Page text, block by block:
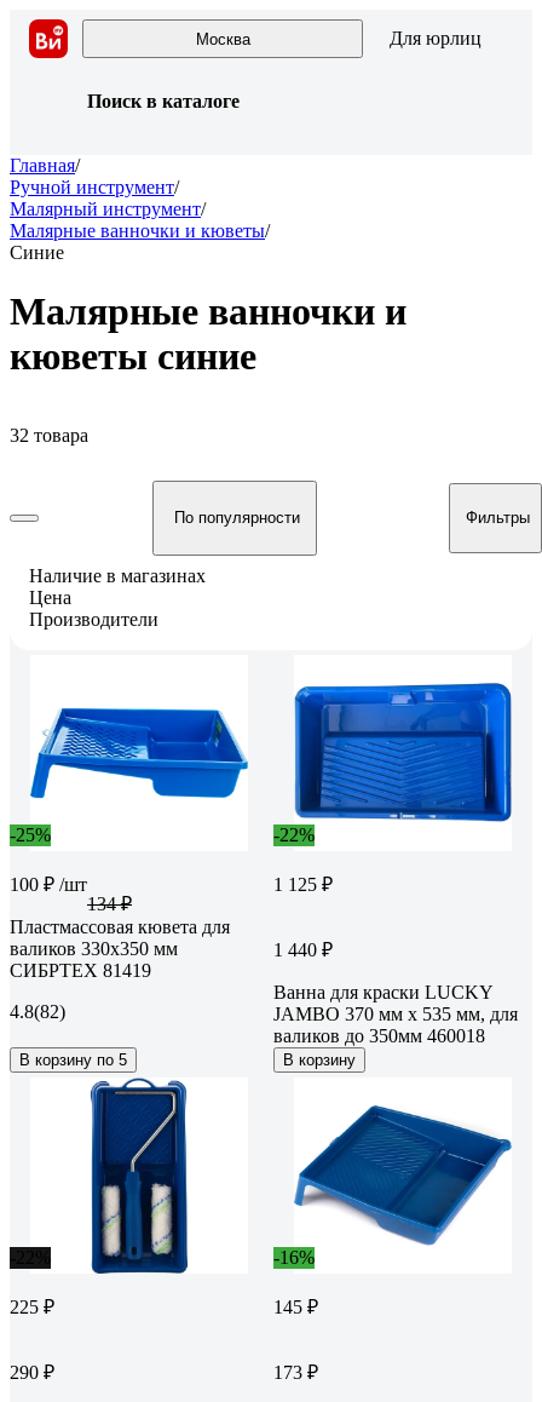
Москва Для юрлиц
Поиск в каталоге
Главная/
Ручной инструмент/
Малярный инструмент/
Малярные ванночки и кюветы/
Синие
Малярные ванночки и
кюветы синие
32 товара
По популярности Фильтры
Наличие в магазинах
Цена
Производители
-25%
100 ₽ /шт
134 ₽
Пластмассовая кювета для
валиков 330х350 мм
СИБРТЕХ 81419
4.8(82)
В корзину по 5
-22%
1 125 ₽
1 440 ₽
Ванна для краски LUCKY
JAMBO 370 мм х 535 мм, для
валиков до 350мм 460018
В корзину
225 ₽
290 ₽
-16%
145 ₽
173 ₽